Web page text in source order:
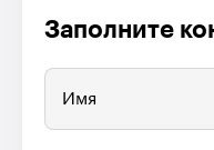
Заполните
Имя